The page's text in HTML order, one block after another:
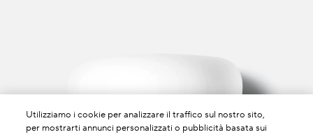
Utilizziamo i cookie per analizzare il traffico sul nostro sito,
per mostrarti annunci personalizzati o pubblicità basata sui